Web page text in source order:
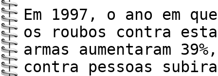
Em 1997, o ano em
os roubos contra
armas aumentaram
contra pessoas